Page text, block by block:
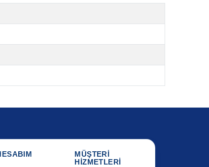
MÜŞTERİ
HİZMETLERİ